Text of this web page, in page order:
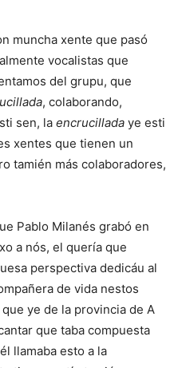
muncha xente que pasó
vocalistas que
del grupu, que
, colaborando,
sen, la encrucillada ye esti
xentes que tienen un
tamién más colaboradores,
Pablo Milanés grabó en
a nós, el quería que
perspectiva dedicáu al
de vida nestos
ye de la provincia de A
que taba compuesta
llamaba esto a la